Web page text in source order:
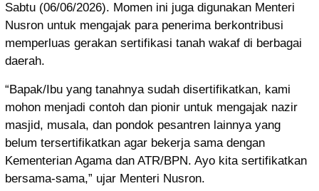
Sabtu (06/06/2026). Momen ini juga digunakan Menteri
Nusron untuk mengajak para penerima berkontribusi
memperluas gerakan sertifikasi tanah wakaf di berbagai
daerah.
“Bapak/Ibu yang tanahnya sudah disertifikatkan, kami
mohon menjadi contoh dan pionir untuk mengajak nazir
masjid, musala, dan pondok pesantren lainnya yang
belum tersertifikatkan agar bekerja sama dengan
Kementerian Agama dan ATR/BPN. Ayo kita sertifikatkan
bersama-sama,” ujar Menteri Nusron.